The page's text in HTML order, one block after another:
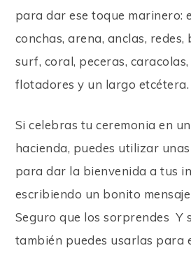
para dar ese toque marinero:
conchas, arena, anclas,
surf, coral, peceras,
flotadores y un largo etcétera.
Si celebras tu ceremonia en
hacienda, puedes utilizar
para dar la bienvenida a tus
escribiendo un bonito
Seguro que los sorprendes Y
también puedes usarlas para